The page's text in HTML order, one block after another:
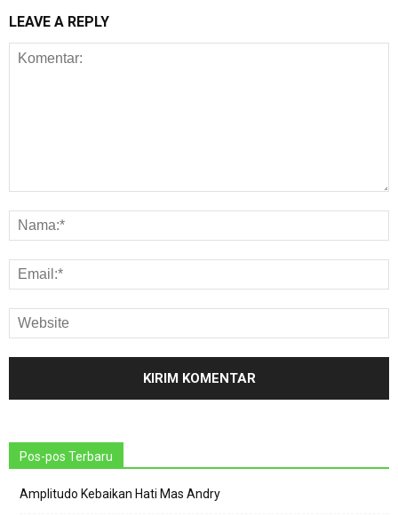
LEAVE A REPLY
Pos-pos Terbaru
Amplitudo Kebaikan Hati Mas Andry